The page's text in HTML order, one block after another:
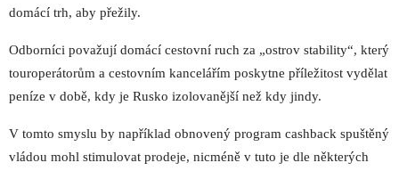
domácí trh, aby přežily.
Odborníci považují domácí cestovní ruch za „ostrov stability“, který
touroperátorům a cestovním kancelářím poskytne příležitost vydělat
peníze v době, kdy je Rusko izolovanější než kdy jindy.
V tomto smyslu by například obnovený program cashback spuštěný
vládou mohl stimulovat prodeje, nicméně v tuto je dle některých